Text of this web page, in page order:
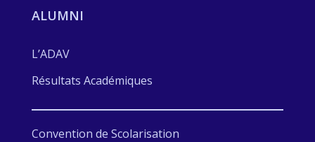
ALUMNI
L’ADAV
Résultats Académiques
Convention de Scolarisation